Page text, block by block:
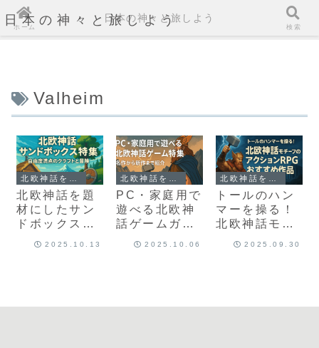
日本の神々と旅しよう
Valheim
北欧神話を題
材にしたサン
ドボックスゲ
2025.10.13
PC・家庭用で
遊べる北欧神
話ゲームガイ
2025.10.06
トールのハン
マーを操る！
北欧神話モチ
2025.09.30
ホーム
日本の神々と旅しよう
検索